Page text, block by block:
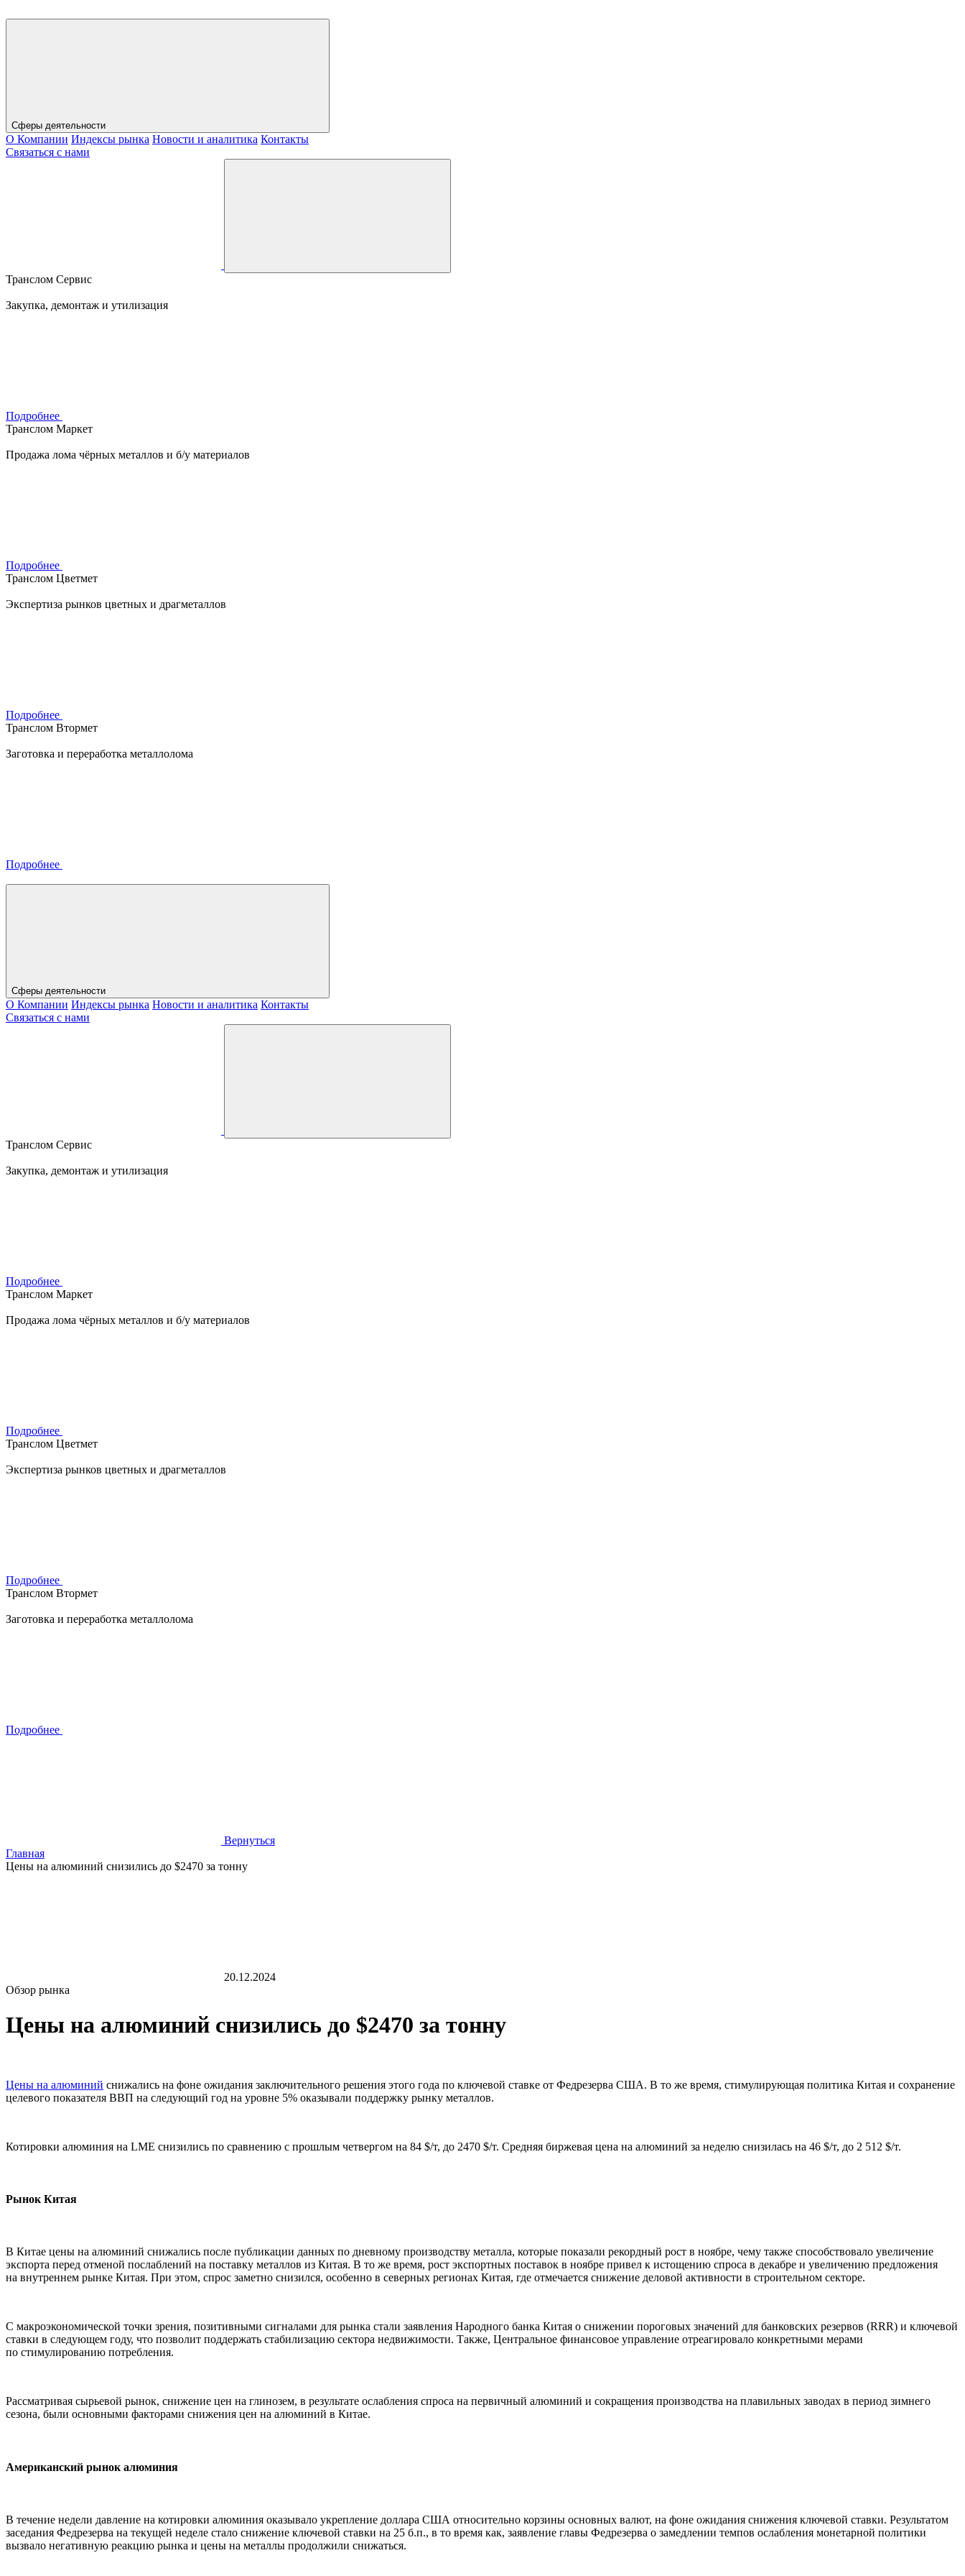
Сферы деятельности
О Компании Индексы рынка Новости и аналитика Контакты
Связаться с нами
Транслом Сервис
Закупка, демонтаж и утилизация
Подробнее
Транслом Маркет
Продажа лома чёрных металлов и б/у материалов
Подробнее
Транслом Цветмет
Экспертиза рынков цветных и драгметаллов
Подробнее
Транслом Втормет
Заготовка и переработка металлолома
Подробнее
Сферы деятельности
О Компании Индексы рынка Новости и аналитика Контакты
Связаться с нами
Транслом Сервис
Закупка, демонтаж и утилизация
Подробнее
Транслом Маркет
Продажа лома чёрных металлов и б/у материалов
Подробнее
Транслом Цветмет
Экспертиза рынков цветных и драгметаллов
Подробнее
Транслом Втормет
Заготовка и переработка металлолома
Подробнее
Вернуться
Главная
Цены на алюминий снизились до $2470 за тонну
20.12.2024
Обзор рынка
Цены на алюминий снизились до $2470 за тонну
Цены на алюминий снижались на фоне ожидания заключительного решения этого года по ключевой ставке от Федрезерва США. В то же время, стимулирующая политика Китая и сохранение
целевого показателя ВВП на следующий год на уровне 5% оказывали поддержку рынку металлов.
Котировки алюминия на LME снизились по сравнению с прошлым четвергом на 84 $/т, до 2470 $/т. Средняя биржевая цена на алюминий за неделю снизилась на 46 $/т, до 2 512 $/т.
Рынок Китая
В Китае цены на алюминий снижались после публикации данных по дневному производству металла, которые показали рекордный рост в ноябре, чему также способствовало увеличение
экспорта перед отменой послаблений на поставку металлов из Китая. В то же время, рост экспортных поставок в ноябре привел к истощению спроса в декабре и увеличению предложения
на внутреннем рынке Китая. При этом, спрос заметно снизился, особенно в северных регионах Китая, где отмечается снижение деловой активности в строительном секторе.
С макроэкономической точки зрения, позитивными сигналами для рынка стали заявления Народного банка Китая о снижении пороговых значений для банковских резервов (RRR) и ключевой
ставки в следующем году, что позволит поддержать стабилизацию сектора недвижимости. Также, Центральное финансовое управление отреагировало конкретными мерами
по стимулированию потребления.
Рассматривая сырьевой рынок, снижение цен на глинозем, в результате ослабления спроса на первичный алюминий и сокращения производства на плавильных заводах в период зимнего
сезона, были основными факторами снижения цен на алюминий в Китае.
Американский рынок алюминия
В течение недели давление на котировки алюминия оказывало укрепление доллара США относительно корзины основных валют, на фоне ожидания снижения ключевой ставки. Результатом
заседания Федрезерва на текущей неделе стало снижение ключевой ставки на 25 б.п., в то время как, заявление главы Федрезерва о замедлении темпов ослабления монетарной политики
вызвало негативную реакцию рынка и цены на металлы продолжили снижаться.